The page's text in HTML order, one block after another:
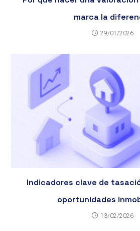
marca la
29/01/2026
Indicadores clave de
oportunidades
13/02/2026